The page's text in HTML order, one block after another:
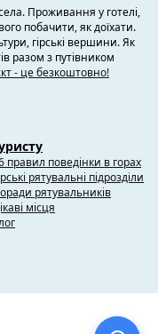
Проживання у готелі,
побачити, як доїхати.
гірські вершини. Як
разом з путівником
- це безкоштовно!
правил поведінки в горах
рятувальні підрозділи
рятувальників
місця